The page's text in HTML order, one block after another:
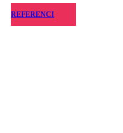
REFERENCI